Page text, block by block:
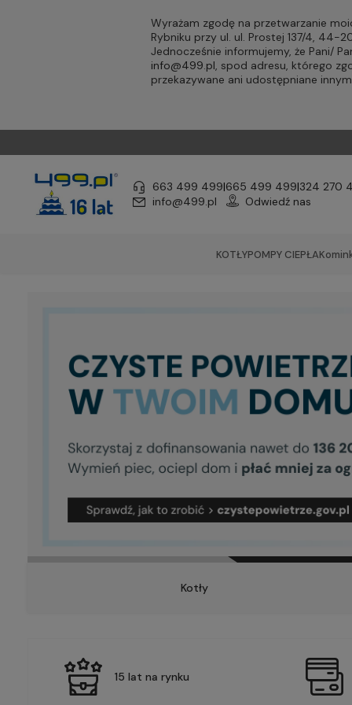
Wyrażam zgodę na przetwarzanie
Rybniku przy ul. ul. Prostej 137/4, 44-
Jednocześnie informujemy, że Pani/
info@499.pl, spod adresu, którego
przekazywane ani udostępniane
663 499 499|665 499 499|324 270
info@499.pl
Odwiedź nas
KOTŁYPOMPY CIEPŁA
Kotły
15 lat na rynku